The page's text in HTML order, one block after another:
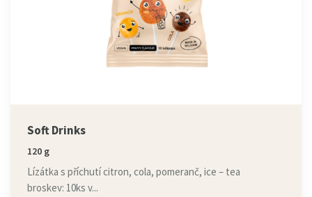
Soft Drinks
120 g
Lízátka s příchutí citron, cola, pomeranč, ice – tea
broskev: 10ks v...